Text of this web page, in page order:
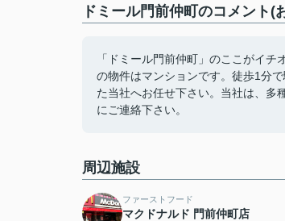
ドミール門前仲町のコメント(
「ドミール門前仲町」のここがイ
の物件はマンションです。徒歩1分
た当社へお任せ下さい。当社は、多
にご連絡下さい。
周辺施設
ファーストフード
マクドナルド 門前仲町店